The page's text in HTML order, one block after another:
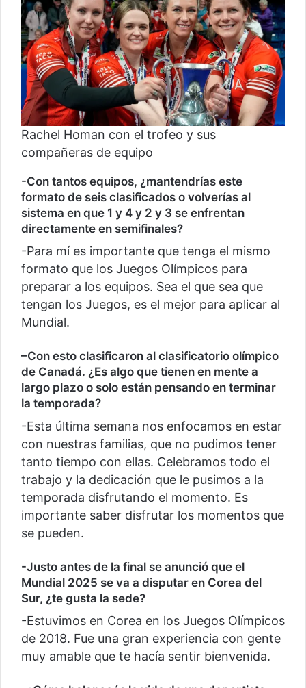
Rachel Homan con el trofeo y sus
compañeras de equipo
-Con tantos equipos, ¿mantendrías este
formato de seis clasificados o volverías al
sistema en que 1 y 4 y 2 y 3 se enfrentan
directamente en semifinales?
-Para mí es importante que tenga el mismo
formato que los Juegos Olímpicos para
preparar a los equipos. Sea el que sea que
tengan los Juegos, es el mejor para aplicar al
Mundial.
–Con esto clasificaron al clasificatorio olímpico
de Canadá. ¿Es algo que tienen en mente a
largo plazo o solo están pensando en terminar
la temporada?
-Esta última semana nos enfocamos en estar
con nuestras familias, que no pudimos tener
tanto tiempo con ellas. Celebramos todo el
trabajo y la dedicación que le pusimos a la
temporada disfrutando el momento. Es
importante saber disfrutar los momentos que
se pueden.
-Justo antes de la final se anunció que el
Mundial 2025 se va a disputar en Corea del
Sur, ¿te gusta la sede?
-Estuvimos en Corea en los Juegos Olímpicos
de 2018. Fue una gran experiencia con gente
muy amable que te hacía sentir bienvenida.